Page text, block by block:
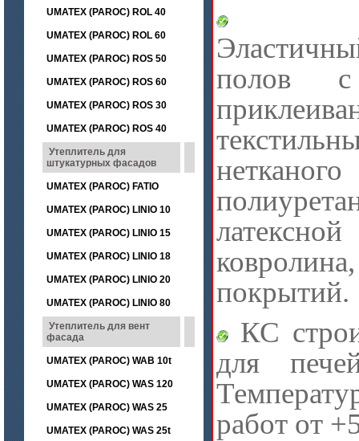
UMATEX (PAROC) ROL 40
UMATEX (PAROC) ROL 60
UMATEX (PAROC) ROS 50
UMATEX (PAROC) ROS 60
UMATEX (PAROC) ROS 30
UMATEX (PAROC) ROS 40
Утеплитель для
штукатурных фасадов
UMATEX (PAROC) FATIO
UMATEX (PAROC) LINIO 10
UMATEX (PAROC) LINIO 15
UMATEX (PAROC) LINIO 18
UMATEX (PAROC) LINIO 20
UMATEX (PAROC) LINIO 80
Утеплитель для вент
фасада
UMATEX (PAROC) WAB 10t
UMATEX (PAROC) WAS 120
UMATEX (PAROC) WAS 25
UMATEX (PAROC) WAS 25t
полов с
покрытий.
КС
для
работ от